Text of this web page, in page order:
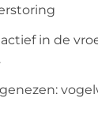
actief in de